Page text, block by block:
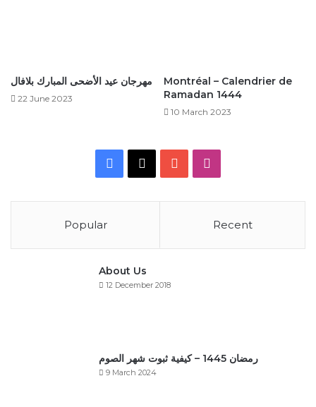
مهرجان عيد الأضحى المبارك بلافال
22 June 2023
Montréal – Calendrier de
Ramadan 1444
10 March 2023
Facebook
X YouTube
Popular Recent
About Us
12 December 2018
رمضان 1445 – كيفية ثبوت شهر الصوم
9 March 2024